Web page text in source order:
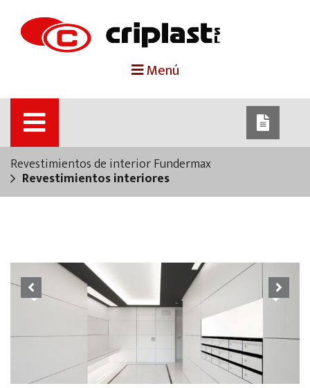
Menú
portada
criplast
trabajos destacados
Revestimientos de interior Fundermax
Revestimientos interiores
Previous Next